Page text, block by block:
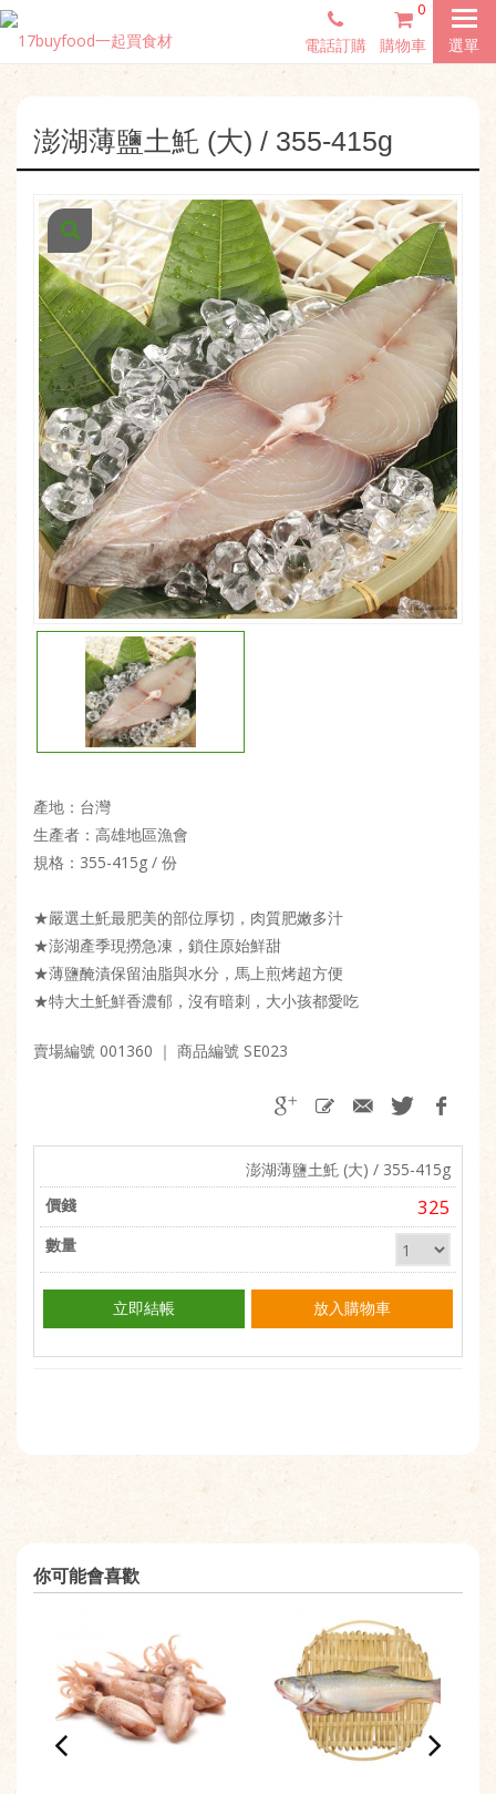
選單
電話訂購
0
購物車
澎湖薄鹽土魠 (大) / 355-415g
產地：台灣
生產者：高雄地區漁會
規格：355-415g / 份
★嚴選土魠最肥美的部位厚切，肉質肥嫩多汁
★澎湖產季現撈急凍，鎖住原始鮮甜
★薄鹽醃漬保留油脂與水分，馬上煎烤超方便
★特大土魠鮮香濃郁，沒有暗刺，大小孩都愛吃
賣場編號 001360 ｜ 商品編號 SE023
澎湖薄鹽土魠 (大) / 355-415g
325
立即結帳 放入購物車
你可能會喜歡